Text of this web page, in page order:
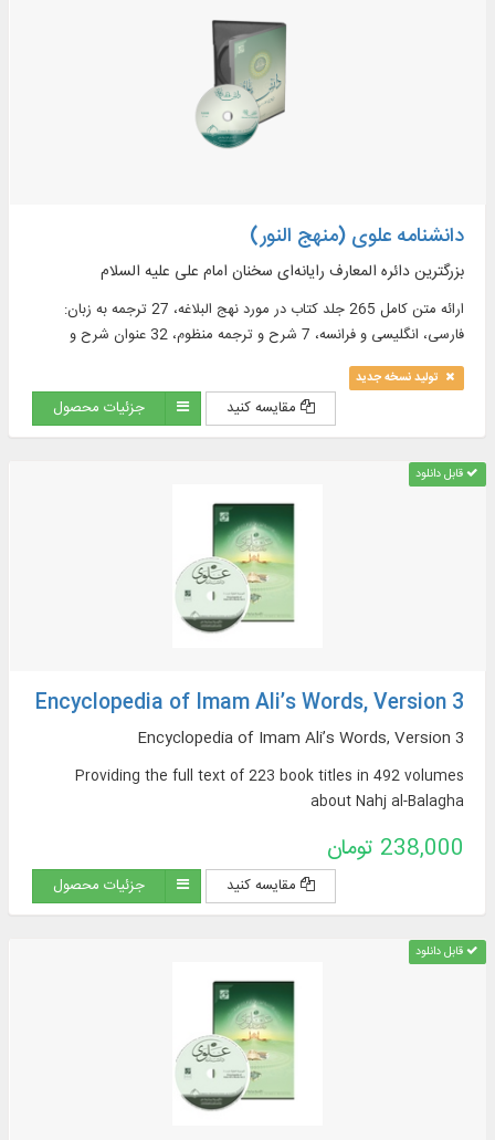
دانشنامه علوی (منهج النور)
بزرگترین دائره المعارف رایانه‌ای سخنان امام علی علیه السلام
ارائه متن کامل 265 جلد كتاب در مورد نهج البلاغه، 27 ترجمه به زبان:
فارسى، انگليسى و فرانسه، 7 شرح و ترجمه منظوم، 32 عنوان شرح و
تعليقه در 137 جلد به زبان‏هاى فارسى و عربى و ...
تولید نسخه جدید
مقایسه کنید جزئیات محصول
قابل دانلود
Encyclopedia of Imam Ali’s Words, Version 3
Encyclopedia of Imam Ali’s Words, Version 3
Providing the full text of 223 book titles in 492 volumes
about Nahj al-Balagha
238,000 تومان
مقایسه کنید جزئیات محصول
قابل دانلود